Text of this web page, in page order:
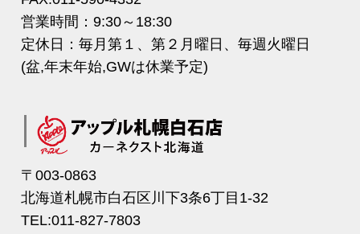
営業時間：9:30～18:30
定休日：毎月第１、第２月曜日、毎週火曜日
(盆,年末年始,GWは休業予定)
〒003-0863
北海道札幌市白石区川下3条6丁目1-32
TEL:011-827-7803